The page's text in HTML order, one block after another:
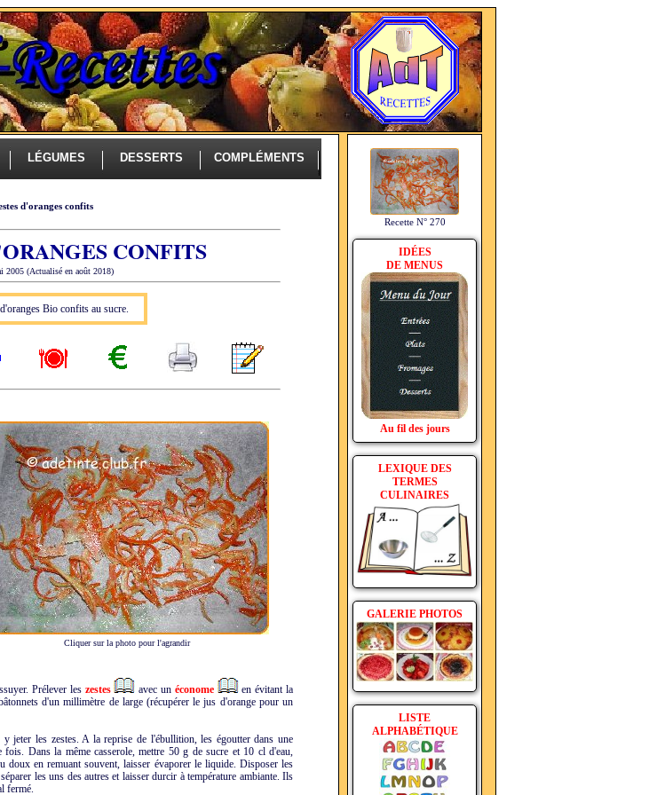
LÉGUMES DESSERTS COMPLÉMENTS
d'oranges confits
CONFITS
2005 (Actualisé en août 2018)
Bio confits au sucre.
Cliquer sur la photo pour l'agrandir
Prélever les zestes avec un économe
en évitant la
d'un millimètre de large (récupérer le jus d'orange pour un
jeter les zestes. A la reprise de l'ébullition, les égoutter dans une
fois. Dans la même casserole, mettre 50 g de sucre et 10 cl d'eau,
doux en remuant souvent, laisser évaporer le liquide. Disposer les
les uns des autres et laisser durcir à température ambiante. Ils
fermé.
Recette N° 270
IDÉES
DE MENUS
Au fil des jours
LEXIQUE DES
TERMES
CULINAIRES
GALERIE PHOTOS
LISTE
ALPHABÉTIQUE